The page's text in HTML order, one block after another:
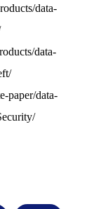
data-
data-
paper/data-